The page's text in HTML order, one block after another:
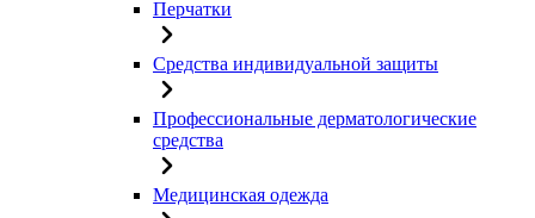
Перчатки
Средства индивидуальной защиты
Профессиональные дерматологические
средства
Медицинская одежда